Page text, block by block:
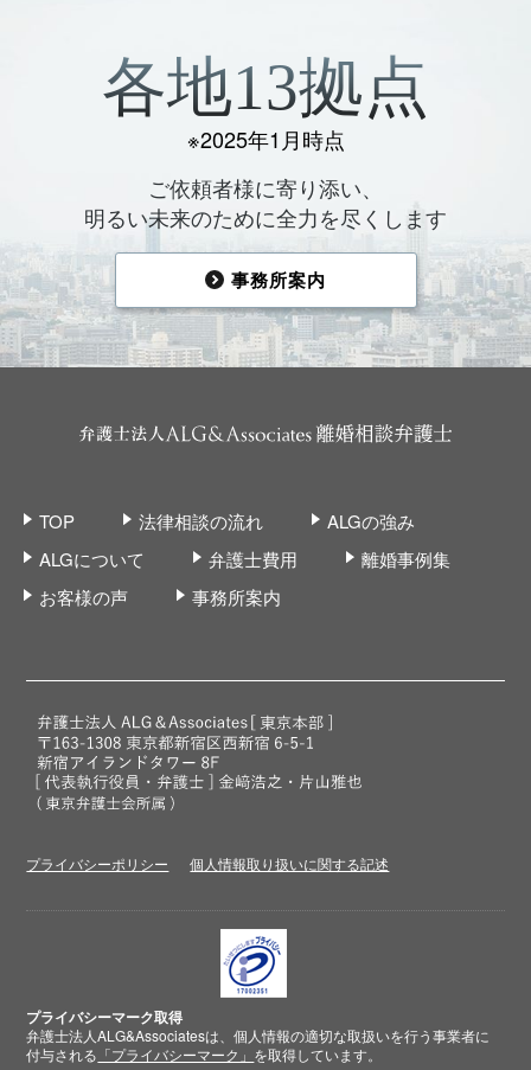
各地13拠点
※2025年1月時点
ご依頼者様に寄り添い、
明るい未来のために全力を尽くします
事務所案内
TOP 法律相談の流れ
ALGの強み
ALGについて
弁護士費用
離婚事例集
お客様の声
事務所案内
プライバシーポリシー 個人情報取り扱いに関する記述
プライバシーマーク取得
弁護士法人ALG&Associatesは、個人情報の適切な取扱いを行う事業者に
付与される 「プライバシーマーク」 を取得しています。